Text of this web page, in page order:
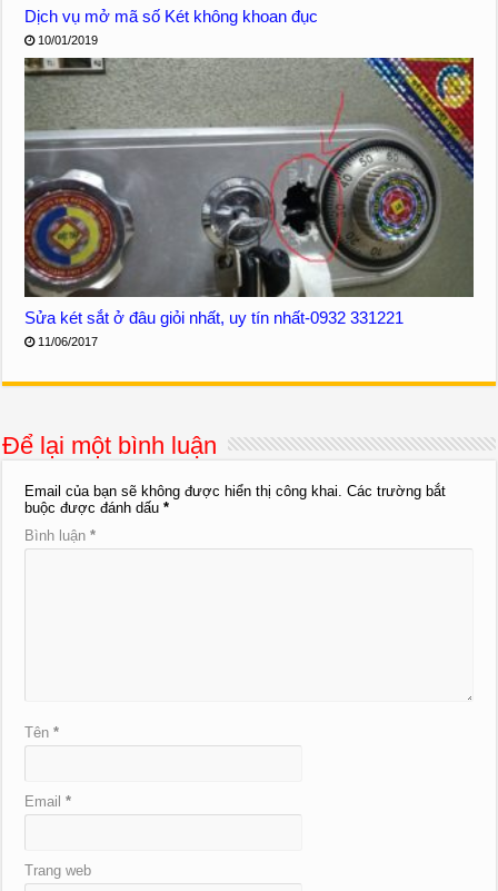
Dịch vụ mở mã số Két không khoan đục
10/01/2019
Sửa két sắt ở đâu giỏi nhất, uy tín nhất-0932 331221
11/06/2017
Để lại một bình luận
Email của bạn sẽ không được hiển thị công khai. Các trường bắt
buộc được đánh dấu*
Bình luận*
Tên*
Email*
Trang web